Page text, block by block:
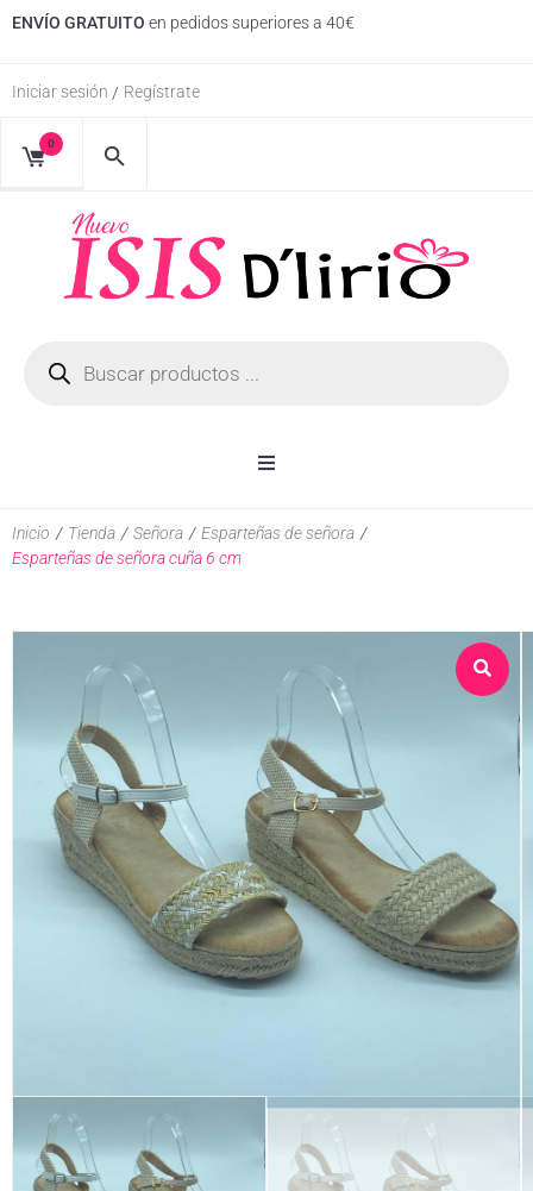
ENVÍO GRATUITO en pedidos superiores a 40€
Iniciar sesión / Regístrate
0
Inicio
Tienda
Contacto
Inicio / Tienda / Señora / Esparteñas de señora /
Esparteñas de señora cuña 6 cm